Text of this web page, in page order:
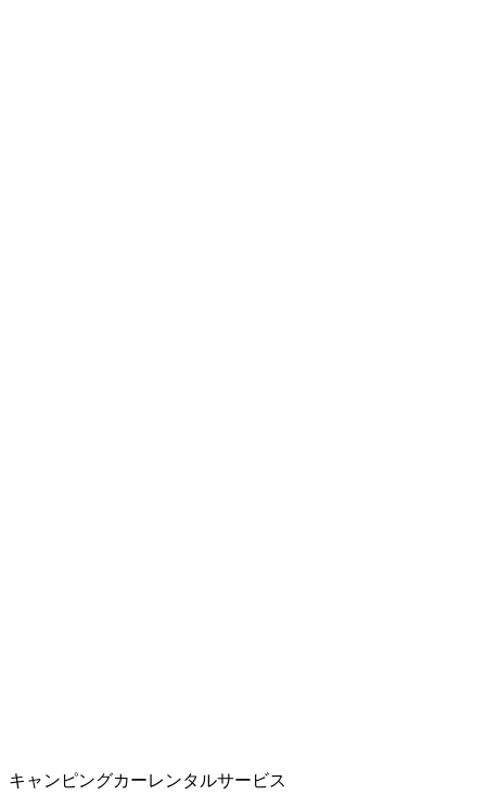
キャンピングカーレンタルサービス